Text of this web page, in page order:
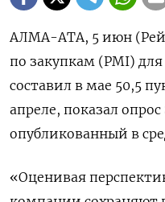
АЛМА-АТА, 5 июн
по закупкам (PMI) для
составил в мае 50,5
апреле, показал опрос
опубликованный в
«Оценивая